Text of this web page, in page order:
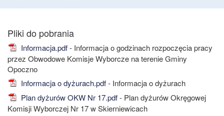
Informacja.pdf- Informacja o godzinach rozpoczęcia pracy
przez Obwodowe Komisje Wyborcze na terenie Gminy
Opoczno
Informacja o dyżurach.pdf- Informacja o dyżurach
Plan dyżurów OKW Nr 17.pdf- Plan dyżurów Okręgowej
Komisji Wyborczej Nr 17 w Skierniewicach